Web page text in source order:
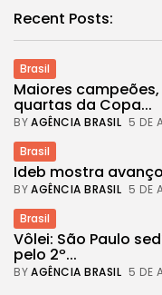
Recent Posts:
Brasil
Maiores
quartas da Copa...
BYAGÊNCIA BRASIL 5 DE
Brasil
Ideb mostra
BYAGÊNCIA BRASIL 5 DE
Brasil
Vôlei: São Paulo
pelo 2º...
BYAGÊNCIA BRASIL 5 DE